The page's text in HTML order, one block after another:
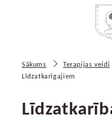
Sākums Terapijas veidi
Līdzatkarīgajiem